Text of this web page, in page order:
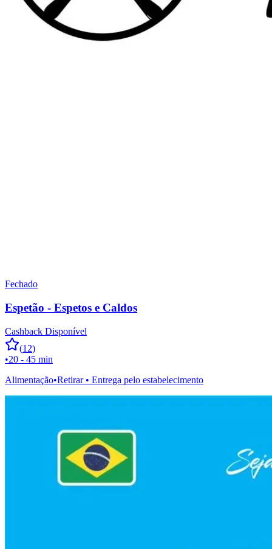
Fechado
Espetão - Espetos e Caldos
Cashback Disponível
(12)
•20 - 45 min
Alimentação•Retirar • Entrega pelo estabelecimento